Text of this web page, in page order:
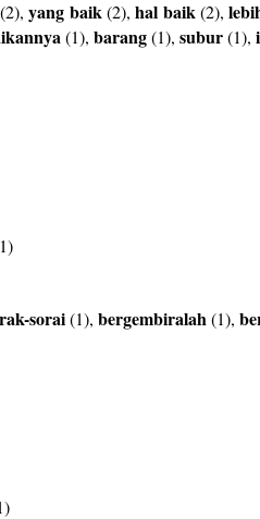
(2), yang baik(2), hal baik(2),
(1), barang(1), subur(1),
sorai(1), bergembiralah(1),